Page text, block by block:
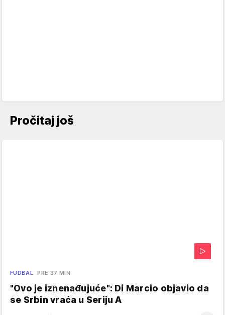
Pročitaj još
FUDBAL PRE 37 MIN
"Ovo je iznenađujuće": Di Marcio objavio da
se Srbin vraća u Seriju A